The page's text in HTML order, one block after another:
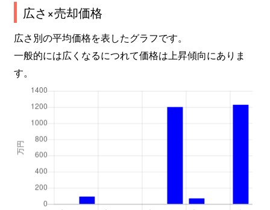
広さ×売却価格
広さ別の平均価格を表したグラフです。
一般的には広くなるにつれて価格は上昇傾向にありま
す。